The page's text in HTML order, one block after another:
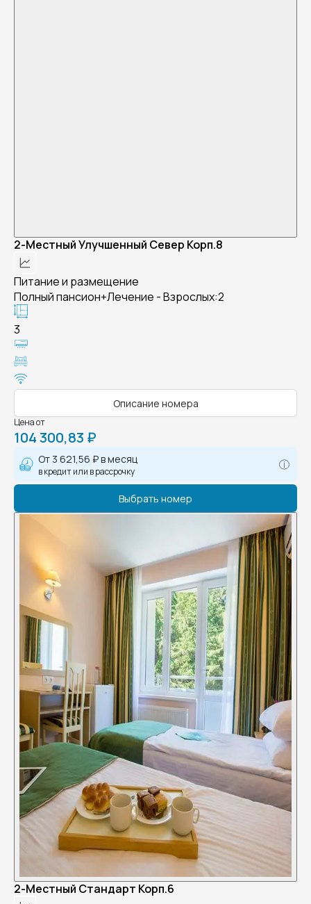
2-Местный Улучшенный Север Корп.8
Питание и размещение
Полный пансион+Лечение - Взрослых:2
3
Описание номера
Цена от
104 300,83 ₽
От 3 621,56 ₽в месяц
в кредит или в рассрочку
Выбрать номер
2-Местный Стандарт Корп.6